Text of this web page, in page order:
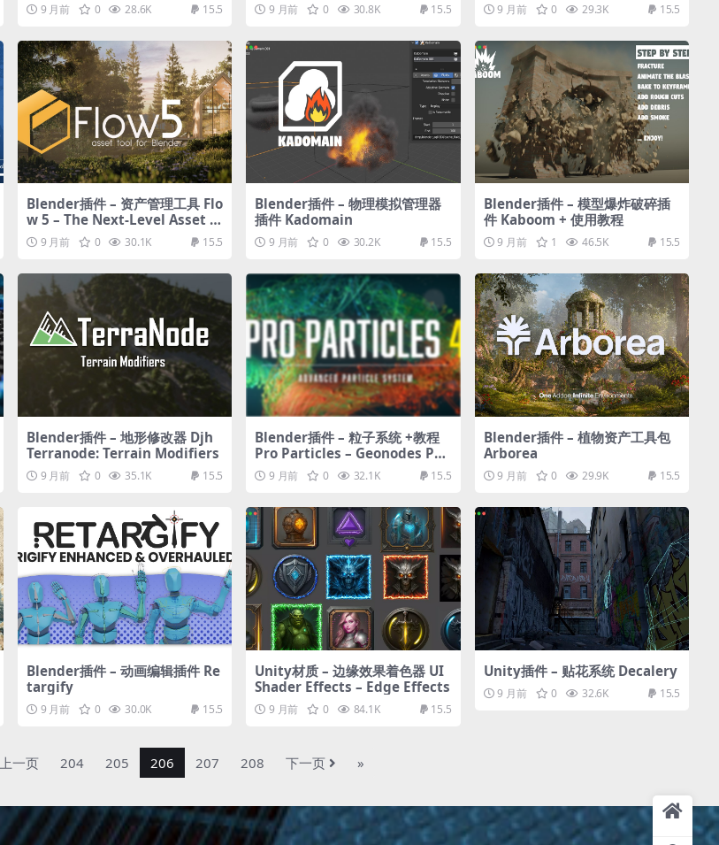
9 月前 0 28.6K 15.5 9 月前 0 30.8K 15.5 9 月前 0 29.3K 15.5
Blender插件 – 资产管理工具 Flo
w 5 – The Next-Level Asset T
ool For Blender
9 月前 0 30.1K 15.5
Blender插件 – 物理模拟管理器
插件 Kadomain
9 月前 0 30.2K 15.5
Blender插件 – 模型爆炸破碎插
件 Kaboom + 使用教程
9 月前 1 46.5K 15.5
Blender插件 – 地形修改器 Djh
Terranode: Terrain Modifiers
9 月前 0 35.1K 15.5
Blender插件 – 粒子系统 +教程
Pro Particles – Geonodes Par
ticle System
9 月前 0 32.1K 15.5
Blender插件 – 植物资产工具包
Arborea
9 月前 0 29.9K 15.5
Blender插件 – 动画编辑插件 Re
targify
9 月前 0 30.0K 15.5
Unity材质 – 边缘效果着色器 UI
Shader Effects – Edge Effects
9 月前 0 84.1K 15.5
Unity插件 – 贴花系统 Decalery
9 月前 0 32.6K 15.5
上一页 204 205 206 207 208 下一页 »